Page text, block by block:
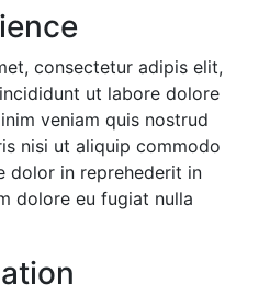
consectetur adipis elit,
ut labore dolore
veniam quis nostrud
nisi ut aliquip commodo
dolor in reprehederit in
dolore eu fugiat nulla